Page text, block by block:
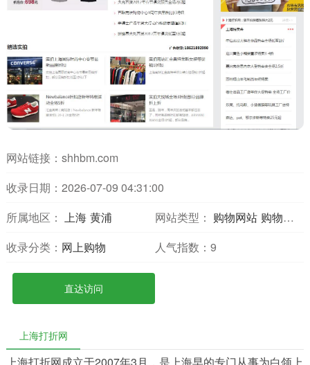
网站链接： shhbm.com
收录日期：2026-07-09 04:31:00
所属地区： 上海 黄浦 网站类型： 购物网站 购物分享
收录分类： 网上购物 人气指数： 9
直达访问
上海打折网
上海打折网成立于2007年3月，是上海早的专门从事为白领上